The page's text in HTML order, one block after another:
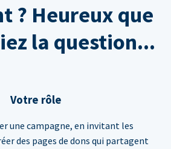
? Heureux que
la question...
Votre rôle
une campagne, en invitant les
des pages de dons qui partagent